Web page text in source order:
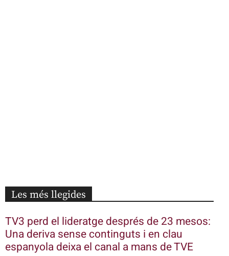
Les més llegides
TV3 perd el lideratge després de 23 mesos:
Una deriva sense continguts i en clau
espanyola deixa el canal a mans de TVE